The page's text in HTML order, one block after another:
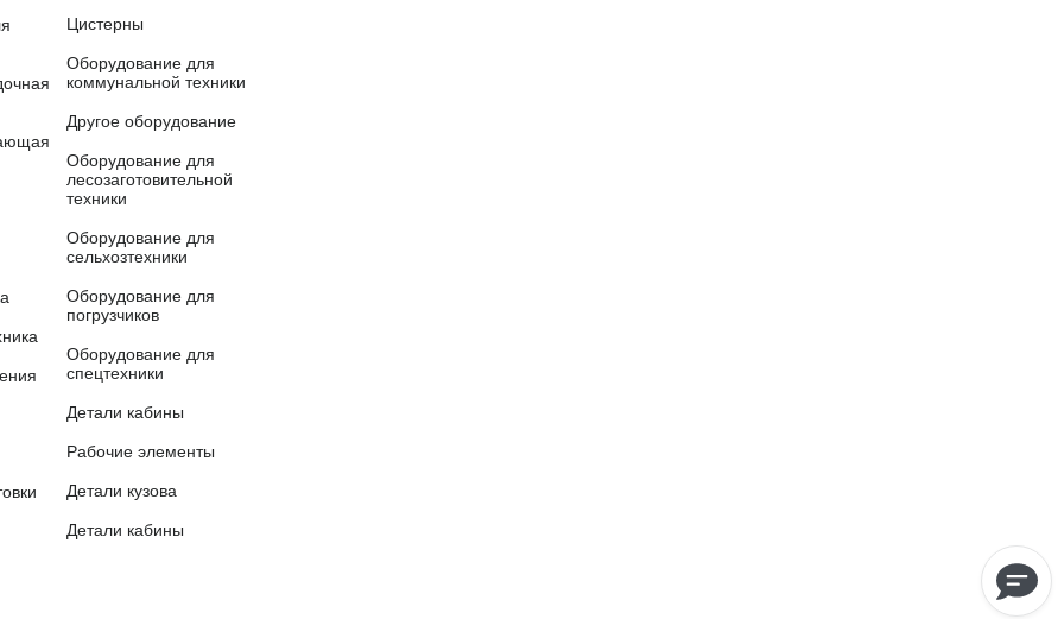
Цистерны
Оборудование для
коммунальной техники
Другое оборудование
Оборудование для
лесозаготовительной
техники
Оборудование для
сельхозтехники
Оборудование для
погрузчиков
Оборудование для
спецтехники
Детали кабины
Рабочие элементы
Детали кузова
Детали кабины